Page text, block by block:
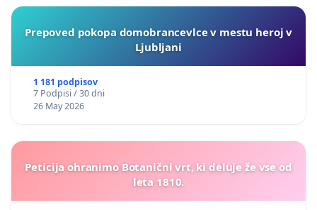
Prepoved pokopa domobrancevlce v mestu heroj v
Ljubljani
1 181 podpisov
7 Podpisi / 30 dni
26 May 2026
Peticija ohranimo Botanični vrt, ki deluje že vse od
leta 1810.